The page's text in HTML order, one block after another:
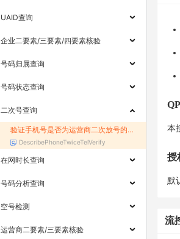
UAID查询
企业二要素/三要素/四要素核验
号码归属查询
号码状态查询
二次号查询
验证手机号是否为运营商二次放号的号码
DescribePhoneTwiceTelVerify
在网时长查询
号码分析查询
空号检测
运营商二要素/三要素核验
本
授
默
流